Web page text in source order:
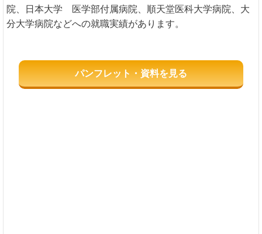
院、日本大学 医学部付属病院、順天堂医科大学病院、大
分大学病院などへの就職実績があります。
パンフレット・資料を見る